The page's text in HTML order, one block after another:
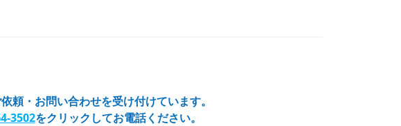
頼・お問い合わせを受け付けています。
3502をクリックしてお電話ください。